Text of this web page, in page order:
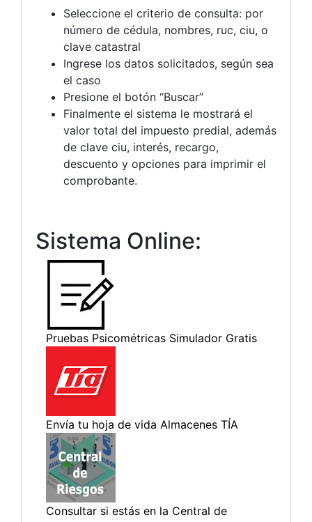
Seleccione el criterio de consulta: por
número de cédula, nombres, ruc, ciu, o
clave catastral
Ingrese los datos solicitados, según sea
el caso
Presione el botón “Buscar”
Finalmente el sistema le mostrará el
valor total del impuesto predial, además
de clave ciu, interés, recargo,
descuento y opciones para imprimir el
comprobante.
Sistema Online: